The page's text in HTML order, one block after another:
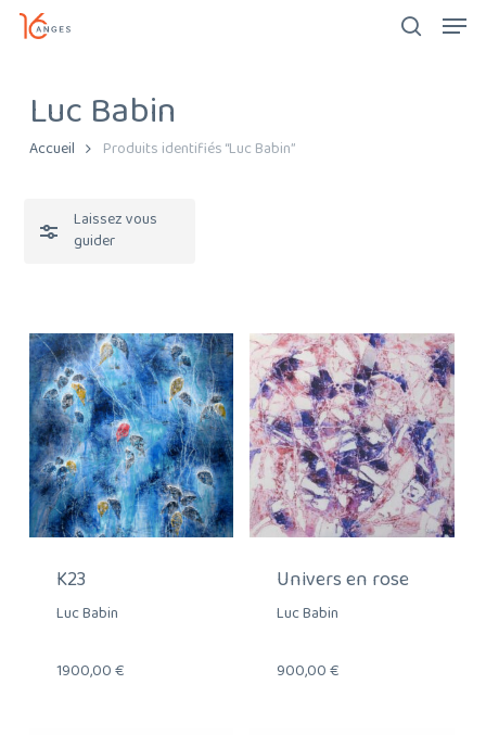
Skip
contentLuc Babin
Accueil Produits identifiés “Luc Babin”
Laissez vous
guider
K23
Luc Babin
1900,00€
Univers en rose
Luc Babin
900,00€